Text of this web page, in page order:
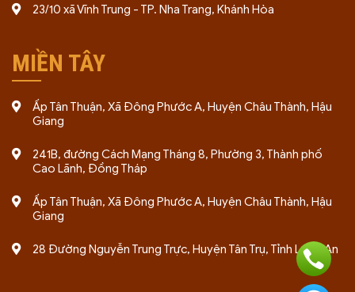
23/10 xã Vĩnh Trung - TP. Nha Trang, Khánh Hòa
MIỀN TÂY
Ấp Tân Thuận, Xã Đông Phước A, Huyện Châu Thành, Hậu
Giang
241B, đường Cách Mạng Tháng 8, Phường 3, Thành phố
Cao Lãnh, Đồng Tháp
Ấp Tân Thuận, Xã Đông Phước A, Huyện Châu Thành, Hậu
Giang
28 Đường Nguyễn Trung Trực, Huyện Tân Trụ, Tỉnh Long An